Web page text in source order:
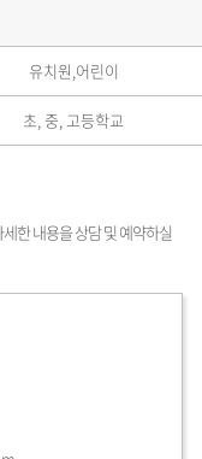
유치원,어린이
초, 중, 고등학교
한 내용을 상담 및 예약하실